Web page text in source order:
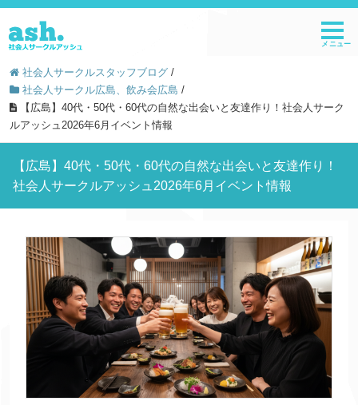
社会人サークルスタッフブログ /
社会人サークル広島、飲み会広島 /
【広島】40代・50代・60代の自然な出会いと友達作り！社会人サーク
ルアッシュ2026年6月イベント情報
【広島】40代・50代・60代の自然な出会いと友達作り！
社会人サークルアッシュ2026年6月イベント情報